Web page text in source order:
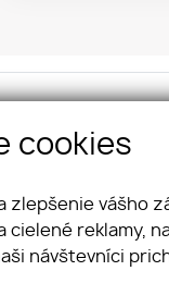
cookies
vášho
reklamy,
návštevníci